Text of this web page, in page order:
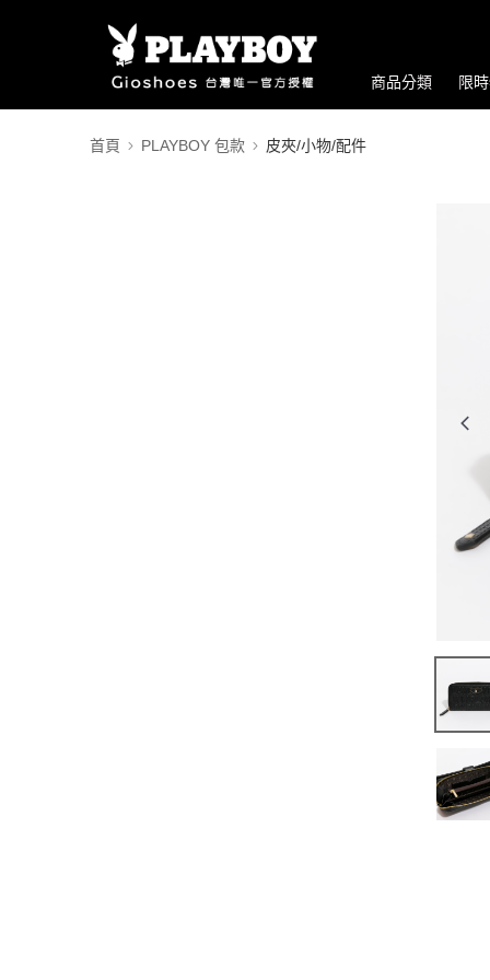
商品分類 限
首頁 PLAYBOY 包款 皮夾/小物/配件